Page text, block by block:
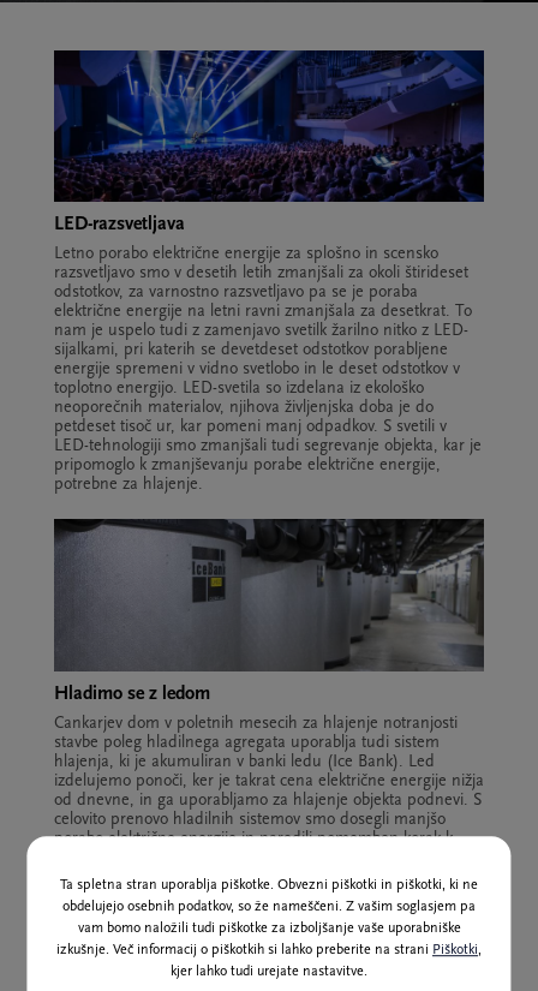
LED-razsvetljava
Letno porabo električne energije za splošno in scensko
razsvetljavo smo v desetih letih zmanjšali za okoli štirideset
odstotkov, za varnostno razsvetljavo pa se je poraba
električne energije na letni ravni zmanjšala za desetkrat. To
nam je uspelo tudi z zamenjavo svetilk žarilno nitko z LED-
sijalkami, pri katerih se devetdeset odstotkov porabljene
energije spremeni v vidno svetlobo in le deset odstotkov v
toplotno energijo. LED-svetila so izdelana iz ekološko
neoporečnih materialov, njihova življenjska doba je do
petdeset tisoč ur, kar pomeni manj odpadkov. S svetili v
LED-tehnologiji smo zmanjšali tudi segrevanje objekta, kar je
pripomoglo k zmanjševanju porabe električne energije,
potrebne za hlajenje.
Hladimo se z ledom
Cankarjev dom v poletnih mesecih za hlajenje notranjosti
stavbe poleg hladilnega agregata uporablja tudi sistem
hlajenja, ki je akumuliran v banki ledu (Ice Bank). Led
izdelujemo ponoči, ker je takrat cena električne energije nižja
od dnevne, in ga uporabljamo za hlajenje objekta podnevi. S
celovito prenovo hladilnih sistemov smo dosegli manjšo
porabo električne energije in naredili pomemben korak k
denimo, za hlajenje porablja zgolj akumulirani hlad v
shranjevalnikih ledu.
Ta spletna stran uporablja piškotke. Obvezni piškotki in piškotki, ki ne
obdelujejo osebnih podatkov, so že nameščeni. Z vašim soglasjem pa
vam bomo naložili tudi piškotke za izboljšanje vaše uporabniške
izkušnje. Več informacij o piškotkih si lahko preberite na strani Piškotki,
kjer lahko tudi urejate nastavitve.